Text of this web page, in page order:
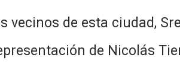
vecinos de esta ciudad,
de Nicolás